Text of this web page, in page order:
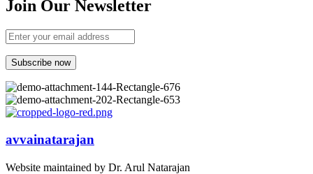
Join Our Newsletter
avvainatarajan
Website maintained by Dr. Arul Natarajan